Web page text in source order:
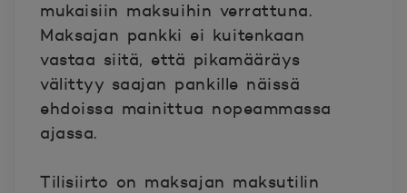
mukaisiin maksuihin verrattuna.
Maksajan pankki ei kuitenkaan
vastaa siitä, että pikamääräys
välittyy saajan pankille näissä
ehdoissa mainittua nopeammassa
ajassa.
Tilisiirto on maksajan maksutilin